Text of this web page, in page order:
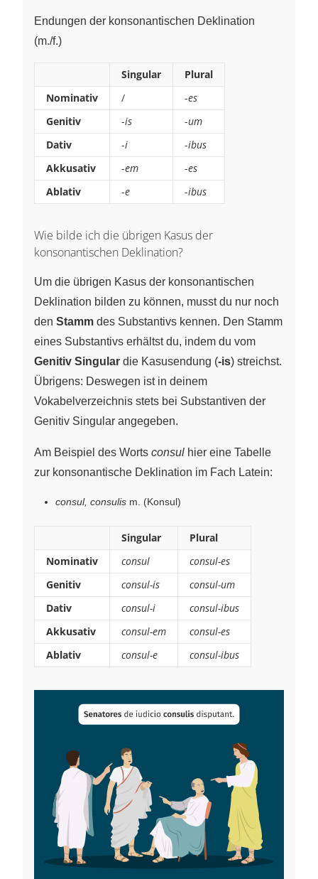
Endungen der konsonantischen Deklination
(m./f.)
Singular
Plural
Nominativ
/ -es
Genitiv
-is -um
Dativ
-i -ibus
Akkusativ
-em -es
Ablativ
-e -ibus
Wie bilde ich die übrigen Kasus der
konsonantischen Deklination?
Um die übrigen Kasus der konsonantischen
Deklination bilden zu können, musst du nur noch
den Stamm des Substantivs kennen. Den Stamm
eines Substantivs erhältst du, indem du vom
Genitiv Singular die Kasusendung (-is) streichst.
Übrigens: Deswegen ist in deinem
Vokabelverzeichnis stets bei Substantiven der
Genitiv Singular angegeben.
Am Beispiel des Worts consul hier eine Tabelle
zur konsonantische Deklination im Fach Latein:
consul, consulis m. (Konsul)
Singular
Plural
Nominativ
consul
consul-es
Genitiv
consul-is
consul-um
Dativ
consul-i
consul-ibus
Akkusativ
consul-em
consul-es
Ablativ
consul-e consul-ibus